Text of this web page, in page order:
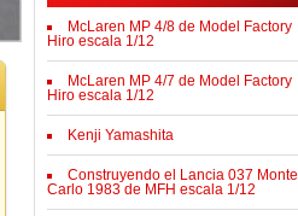
McLaren MP 4/8 de Model Factory
Hiro escala 1/12
McLaren MP 4/7 de Model Factory
Hiro escala 1/12
Kenji Yamashita
Construyendo el Lancia 037 Monte
Carlo 1983 de MFH escala 1/12